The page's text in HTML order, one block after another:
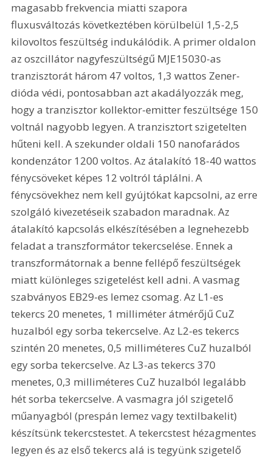
magasabb frekvencia miatti szapora
fluxusváltozás következtében körülbelül 1,5-2,5
kilovoltos feszültség indukálódik. A primer oldalon
az oszcillátor nagyfeszültségű MJE15030-as
tranzisztorát három 47 voltos, 1,3 wattos Zener-
dióda védi, pontosabban azt akadályozzák meg,
hogy a tranzisztor kollektor-emitter feszültsége 150
voltnál nagyobb legyen. A tranzisztort szigetelten
hűteni kell. A szekunder oldali 150 nanofarádos
kondenzátor 1200 voltos. Az átalakító 18-40 wattos
fénycsöveket képes 12 voltról táplálni. A
fénycsövekhez nem kell gyújtókat kapcsolni, az erre
szolgáló kivezetéseik szabadon maradnak. Az
átalakító kapcsolás elkészítésében a legnehezebb
feladat a transzformátor tekercselése. Ennek a
transzformátornak a benne fellépő feszültségek
miatt különleges szigetelést kell adni. A vasmag
szabványos EB29-es lemez csomag. Az L1-es
tekercs 20 menetes, 1 milliméter átmérőjű CuZ
huzalból egy sorba tekercselve. Az L2-es tekercs
szintén 20 menetes, 0,5 milliméteres CuZ huzalból
egy sorba tekercselve. Az L3-as tekercs 370
menetes, 0,3 milliméteres CuZ huzalból legalább
hét sorba tekercselve. A vasmagra jól szigetelő
műanyagból (prespán lemez vagy textilbakelit)
készítsünk tekercstestet. A tekercstest hézagmentes
legyen és az első tekercs alá is tegyünk szigetelő